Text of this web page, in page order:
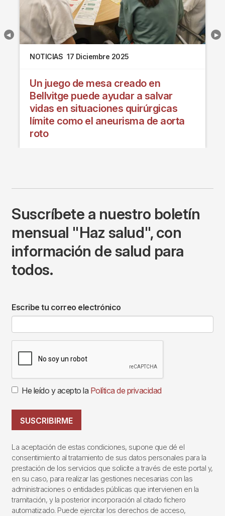
NOTICIAS 17 Diciembre 2025
Un juego de mesa creado en
Bellvitge puede ayudar a salvar
vidas en situaciones quirúrgicas
límite como el aneurisma de aorta
roto
Suscríbete a nuestro boletín
mensual "Haz salud", con
información de salud para
todos.
Escribe tu correo electrónico
He leído y acepto la Política de privacidad
SUSCRIBIRME
La aceptación de estas condiciones, supone que dé el
consentimiento al tratamiento de sus datos personales para la
prestación de los servicios que solicite a través de este portal y,
en su caso, para realizar las gestiones necesarias con las
administraciones o entidades públicas que intervienen en la
tramitación, y la posterior incorporación al citado fichero
automatizado. Puede ejercitar los derechos de acceso,